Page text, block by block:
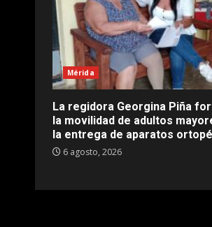
Mérida
La regidora Georgina Piña
la movilidad de adultos
la entrega de aparatos
6 agosto, 2026